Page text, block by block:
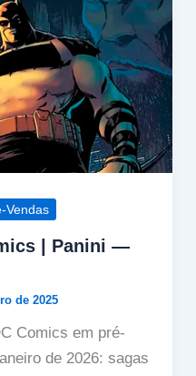
Vendas
| Panini —
de 2025
Comics em pré-
de 2026: sagas